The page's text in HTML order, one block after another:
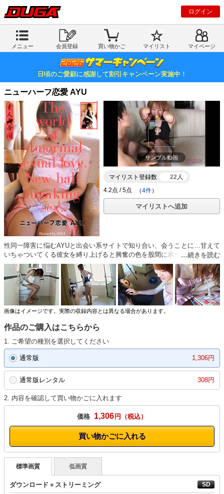
ログイン
メニュー 会員登録 買い物かご マイリスト マイページ
日頃のご愛顧に感謝して割引キャンペーン実施中！
ニューハーフ恋愛 AYU
サンプル動画
マイリスト登録数
22人
（4件）
マイリストへ追加
性同一障害に悩むAYUと出会い系サイトで知り合い、会うことに…甘えて
いちゃついてくる彼女を縛り上げると興奮の色を股間に示す。アナルバイ
ブで果てそうになると「一緒にイキたい！」と叫ぶ！フェラチオや亀頭合
わせといった変態プレイの数々！
画像はイメージです。実際の収録内容とは異なる場合があります。
作品のご購入はこちらから
1. ご希望の種別を選択してください
通常版 1,306円
通常版レンタル 308円
2. 内容を確認して買い物かごに入れます
価格 1,306 円
買い物かごに入れる
標準画質 低画質
ダウンロード＋ストリーミング